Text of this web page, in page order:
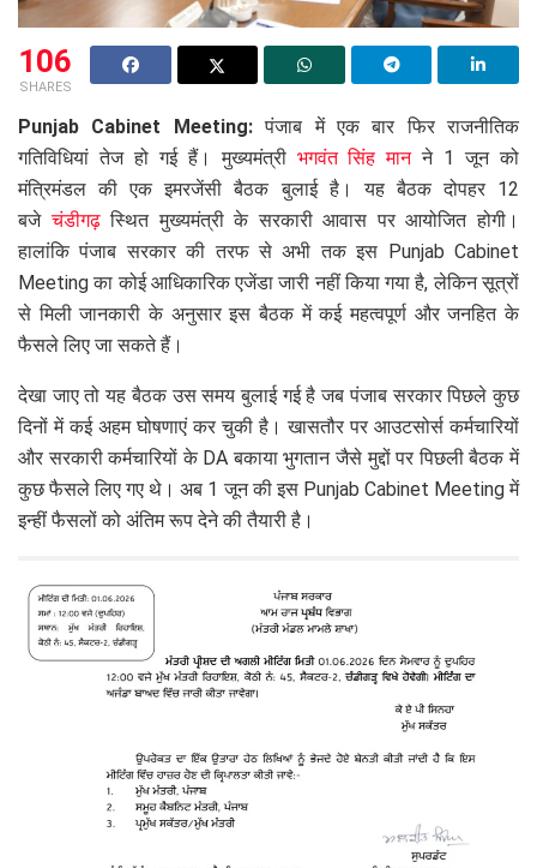
106
SHARES
Punjab Cabinet Meeting:पंजाब में एक बार फिर राजनीतिक
गतिविधियां तेज हो गई हैं। मुख्यमंत्री भगवंत सिंह मानने 1 जून को
मंत्रिमंडल की एक इमरजेंसी बैठक बुलाई है। यह बैठक दोपहर 12
बजेचंडीगढ़स्थित मुख्यमंत्री के सरकारी आवास पर आयोजित होगी।
हालांकि पंजाब सरकार की तरफ से अभी तक इस Punjab Cabinet
Meeting का कोई आधिकारिक एजेंडा जारी नहीं किया गया है, लेकिन सूत्रों
से मिली जानकारी के अनुसार इस बैठक में कई महत्वपूर्ण और जनहित के
फैसले लिए जा सकते हैं।
देखा जाए तो यह बैठक उस समय बुलाई गई है जब पंजाब सरकार पिछले कुछ
दिनों में कई अहम घोषणाएं कर चुकी है। खासतौर पर आउटसोर्स कर्मचारियों
और सरकारी कर्मचारियों के DA बकाया भुगतान जैसे मुद्दों पर पिछली बैठक में
कुछ फैसले लिए गए थे। अब 1 जून की इस Punjab Cabinet Meeting में
इन्हीं फैसलों को अंतिम रूप देने की तैयारी है।